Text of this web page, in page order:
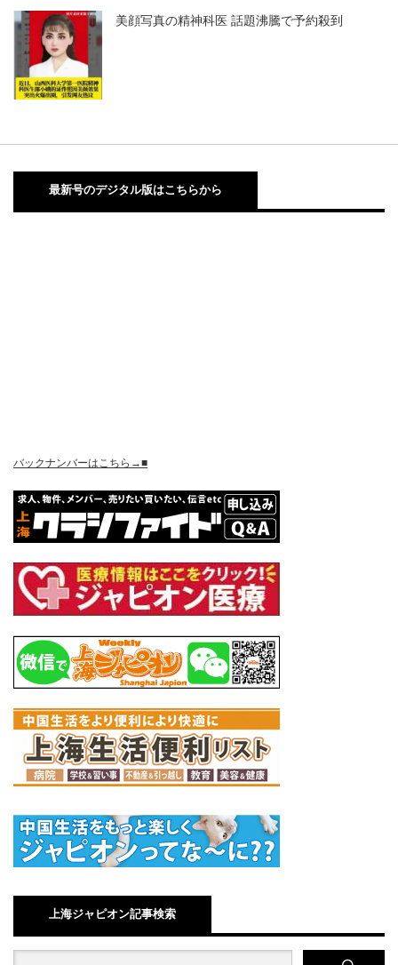
美顔写真の精神科医 話題沸騰で予約殺到
最新号のデジタル版はこちらから
バックナンバーはこちら→■
上海ジャピオン記事検索